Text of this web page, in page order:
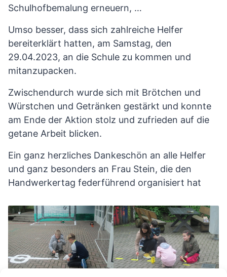
Schulhofbemalung erneuern, …
Umso besser, dass sich zahlreiche Helfer
bereiterklärt hatten, am Samstag, den
29.04.2023, an die Schule zu kommen und
mitanzupacken.
Zwischendurch wurde sich mit Brötchen und
Würstchen und Getränken gestärkt und konnte
am Ende der Aktion stolz und zufrieden auf die
getane Arbeit blicken.
Ein ganz herzliches Dankeschön an alle Helfer
und ganz besonders an Frau Stein, die den
Handwerkertag federführend organisiert hat